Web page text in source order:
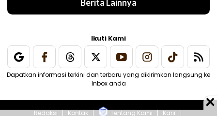
Berita Lainnya
Ikuti Kami
Dapatkan informasi terkini dan terbaru yang dikirimkan langsung ke
Inbox anda
Redaksi Kontak Tentang Kami Karir